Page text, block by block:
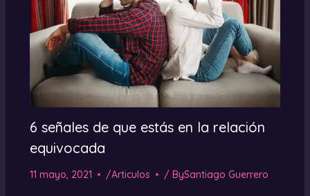
6 señales de que estás en la relación
equivocada
11 mayo, 2021 /Articulos / BySantiago Guerrero